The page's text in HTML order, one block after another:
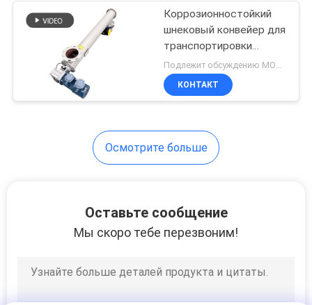
Ультразвуковой
вибрируя экран
60
просевателя
Коррозионностойкий
шнековый конвейер для
транспортировки
зерновой муки и
минералов
КОНТАКТ
Осмотрите больше
Оставьте сообщение
Мы скоро тебе перезвоним!